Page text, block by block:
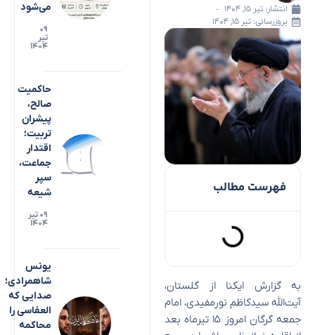
انتشار: تیر ۱۵, ۱۴۰۴
بروزرسانی: تیر ۱۵, ۱۴۰۴
فهرست مطالب
به گزارش ایکنا از گلستان،
آیت‌الله سیدکاظم نورمفیدی، امام
جمعه گرگان امروز ۱۵ تیرماه بعد
می‌شود
۰۹
تیر
۱۴۰۴
حاکمیت
صالح،
پیشران
تربیت؛
اقتدار
جماعت،
سپر
شیعه
۰۹ تیر
۱۴۰۴
یونس
شاهمرادی؛
صدایی که
العفاسی را
محاکمه